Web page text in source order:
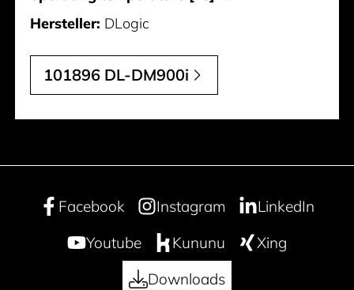
Hersteller: DLogic
101896 DL-DM900i
Facebook Instagram
LinkedIn
Youtube
Kununu
Xing
Downloads